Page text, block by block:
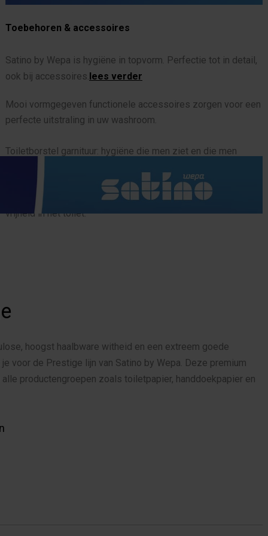
Toebehoren & accessoires
Satino by Wepa is hygiëne in topvorm. Perfectie tot in detail,
ook bij accessoires. lees verder
Mooi vormgegeven functionele accessoires zorgen voor een
perfecte uitstraling in uw washroom.
Toiletborstel garnituur: hygiëne die men ziet en die men
blijvende hygiëne. Handige schroefdraad montange.
Kledinghaken: Praktische kledinghaken voor meer comfort en
vrijheid in het toilet.
hoogst haalbware witheid en een extreem goede
voor de Prestige lijn van Satino by Wepa. Deze premium
productengroepen zoals toiletpapier, handdoekpapier en